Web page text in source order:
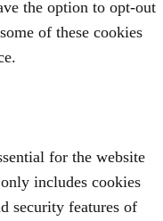
the option to opt-out
of these cookies
for the website
includes cookies
security features of